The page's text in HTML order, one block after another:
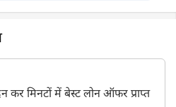
मिनटों में बेस्ट लोन ऑफर प्राप्त